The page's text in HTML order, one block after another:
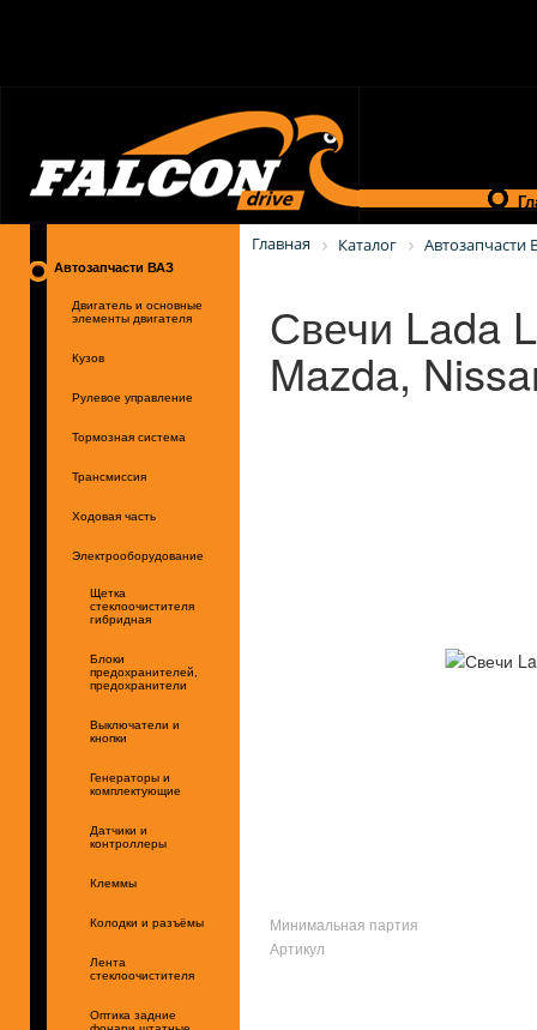
Автозапчасти ВАЗ
Двигатель и основные
элементы двигателя
Кузов
Рулевое управление
Тормозная система
Трансмиссия
Ходовая часть
Электрооборудование
Щетка
стеклоочистителя
гибридная
Блоки
предохранителей,
предохранители
Выключатели и
кнопки
Генераторы и
комплектующие
Датчики и
контроллеры
Клеммы
Колодки и разъёмы
Лента
стеклоочистителя
Оптика задние
Главная Каталог Автозапчасти
Свечи Lada
Mazda,
Минимальная партия
Артикул